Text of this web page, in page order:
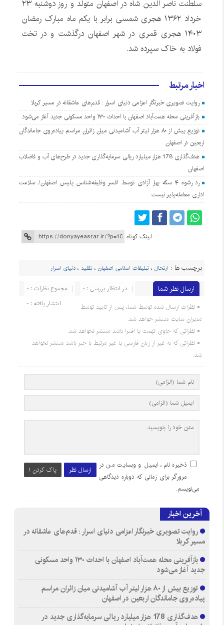
سلطنت ناصر الدین شاه در اصفهان متولد و روز دوشنبه ۲۳
خرداد ۱۳۶۲ هجری شمسی برابر با یکم ماه مبارک رمضان
۱۴۰۳ هجری قمری در شهر اصفهان درگذشت و در تخت
فولاد به خاک سپرده شد.
اخبار مرتبط
روایت تصویری خبرنگار اعزامی دنیای اسرار : قدم‌های عاشقانه در مسیر کربلا
بازآفرینی محله همت‌آباد اصفهان با احداث ۱۳۰ واحد مسکونی جدید آغاز می‌شود
توزیع بیش از ۸۰ هزار لیتر آب آشامیدنی میان زائران مراسم پیاده‌روی جاماندگان
اربعین در اصفهان
هدف‌گذاری 178 هزار میلیارد ریالی سرمایه‌گذاری جدید در طرح‌های آب و فاضلاب
اصفهان
رد رشوه ۴ سکه بهار آزادی توسط افسر وظیفه‌شناس پلیس اصفهان/ سلامت
اداری معامله‌پذیر نیست
لینک کوتاه
برچسب ها : ارتحال ،تبلیغات اسلامی اصفهان ،تقلید ،دنیای اسرار
ارسال نظر شما مجموع نظرات : 0
در انتظار بررسی : 0
انتشار یافته : 0
نظرات ارسال شده توسط شما، پس از تایید توسط
مدیران سایت منتشر خواهد شد.
نظراتی که حاوی تهمت یا افترا باشد منتشر نخواهد شد.
نظراتی که به غیر از زبان فارسی یا غیر مرتبط با خبر باشد منتشر نخواهد
شد.
ارسال نظر پاک کردن !
ذخیره نام، ایمیل و وبسایت من در
مرورگر برای زمانی که دوباره دیدگاهی
می‌نویسم.
آخرین اخبار
روایت تصویری خبرنگار اعزامی دنیای اسرار : قدم‌های عاشقانه در
مسیر کربلا
بازآفرینی محله همت‌آباد اصفهان با احداث ۱۳۰ واحد مسکونی
جدید آغاز می‌شود
توزیع بیش از ۸۰ هزار لیتر آب آشامیدنی میان زائران مراسم
پیاده‌روی جاماندگان اربعین در اصفهان
هدف‌گذاری 178 هزار میلیارد ریالی سرمایه‌گذاری جدید در